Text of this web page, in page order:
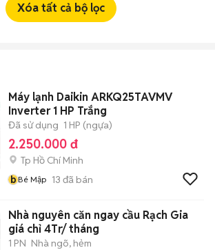
Xóa tất cả bộ lọc
Máy lạnh Daikin ARKQ25TAVMV
Inverter 1 HP Trắng
Đã sử dụng 1 HP (ngựa)
2.250.000 đ
Tp Hồ Chí Minh
bBé Mập 13 đã bán
Nhà nguyên căn ngay cầu Rạch Gia
giá chỉ 4Tr/ tháng
1 PN Nhà ngõ, hẻm